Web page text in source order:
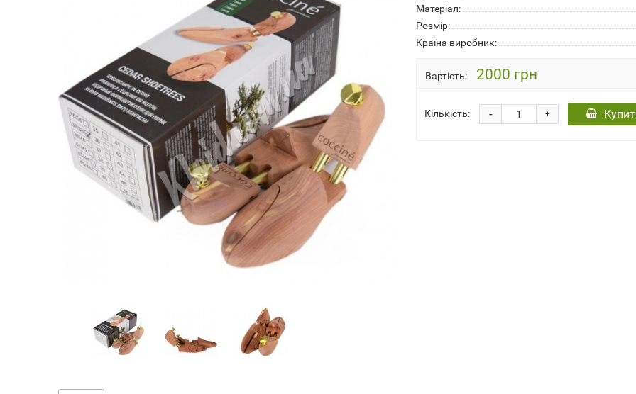
Матеріал:
Розмір:
Країна виробник:
Вартість: 2000 грн
Кількість: +
-